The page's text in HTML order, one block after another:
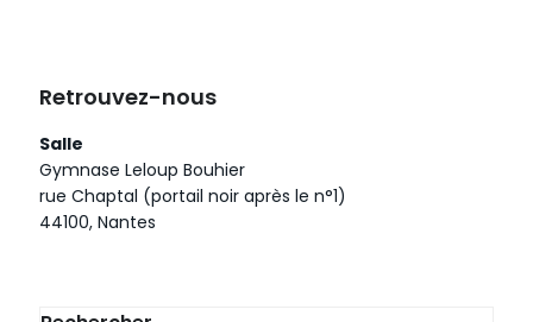
Retrouvez-nous
Salle
Gymnase Leloup Bouhier
rue Chaptal (portail noir après le n°1)
44100, Nantes